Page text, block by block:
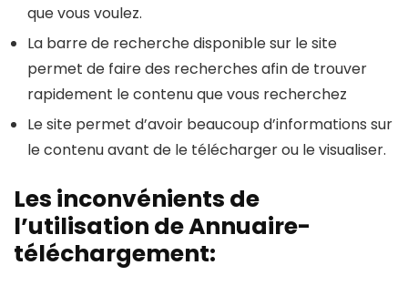
que vous voulez.
La barre de recherche disponible sur le site
permet de faire des recherches afin de trouver
rapidement le contenu que vous recherchez
Le site permet d’avoir beaucoup d’informations sur
le contenu avant de le télécharger ou le visualiser.
Les inconvénients de
l’utilisation de Annuaire-
téléchargement: